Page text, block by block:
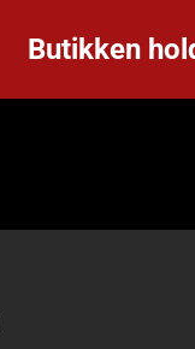
Butikken